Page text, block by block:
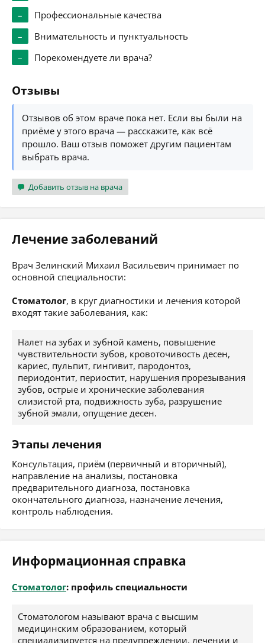
–
Профессиональные качества
–
Внимательность и пунктуальность
–
Порекомендуете ли врача?
Отзывы
Отзывов об этом враче пока нет. Если вы были на
приёме у этого врача — расскажите, как всё
прошло. Ваш отзыв поможет другим пациентам
выбрать врача.
Добавить отзыв на врача
Лечение заболеваний
Врач Зелинский Михаил Васильевич принимает по
основной специальности:
Стоматолог, в круг диагностики и лечения которой
входят такие заболевания, как:
Налет на зубах и зубной камень, повышение
чувствительности зубов, кровоточивость десен,
кариес, пульпит, гингивит, пародонтоз,
периодонтит, периостит, нарушения прорезывания
зубов, острые и хронические заболевания
слизистой рта, подвижность зуба, разрушение
зубной эмали, опущение десен.
Этапы лечения
Консультация, приём (первичный и вторичный),
направление на анализы, постановка
предварительного диагноза, постановка
окончательного диагноза, назначение лечения,
контроль наблюдения.
Информационная справка
Стоматолог: профиль специальности
Стоматологом называют врача с высшим
медицинским образованием, который
специализируется на предупреждении, лечении и